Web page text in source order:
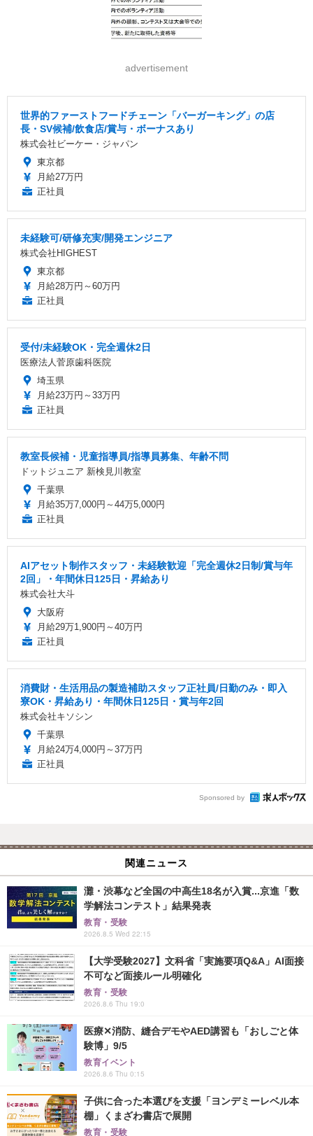
advertisement
世界的ファーストフードチェーン「バーガーキング」の店
長・SV候補/飲食店/賞与・ボーナスあり
株式会社ビーケー・ジャパン
東京都
月給27万円
正社員
未経験可/研修充実/開発エンジニア
株式会社HIGHEST
東京都
月給28万円～60万円
正社員
受付/未経験OK・完全週休2日
医療法人菅原歯科医院
埼玉県
月給23万円～33万円
正社員
教室長候補・児童指導員/指導員募集、年齢不問
ドットジュニア 新検見川教室
千葉県
月給35万7,000円～44万5,000円
正社員
AIアセット制作スタッフ・未経験歓迎「完全週休2日制/賞与年
2回」・年間休日125日・昇給あり
株式会社大斗
大阪府
月給29万1,900円～40万円
正社員
消費財・生活用品の製造補助スタッフ正社員/日勤のみ・即入
寮OK・昇給あり・年間休日125日・賞与年2回
株式会社キソシン
千葉県
月給24万4,000円～37万円
正社員
Sponsored by
関連ニュース
灘・渋幕など全国の中高生18名が入賞...京進「数
学解法コンテスト」結果発表
教育・受験
2026.8.5 Wed 22:15
【大学受験2027】文科省「実施要項Q&A」AI面接
不可など面接ルール明確化
教育・受験
2026.8.6 Thu 19:0
医療✕消防、縫合デモやAED講習も「おしごと体
験博」9/5
教育イベント
2026.8.6 Thu 0:15
子供に合った本選びを支援「ヨンデミーレベル本
棚」くまざわ書店で展開
教育・受験